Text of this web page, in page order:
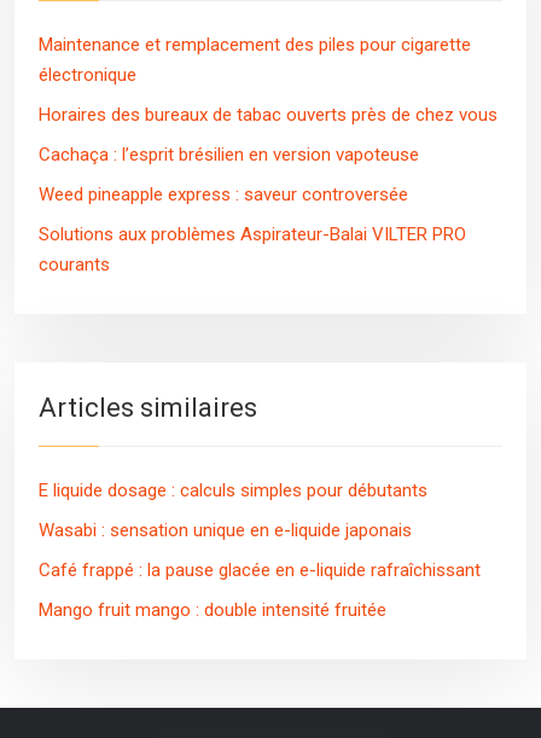
Maintenance et remplacement des piles pour cigarette
électronique
Horaires des bureaux de tabac ouverts près de chez vous
Cachaça : l’esprit brésilien en version vapoteuse
Weed pineapple express : saveur controversée
Solutions aux problèmes Aspirateur-Balai VILTER PRO
courants
Articles similaires
E liquide dosage : calculs simples pour débutants
Wasabi : sensation unique en e-liquide japonais
Café frappé : la pause glacée en e-liquide rafraîchissant
Mango fruit mango : double intensité fruitée